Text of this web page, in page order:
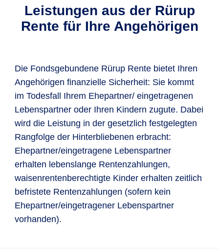
Leistungen aus der Rürup
Rente für Ihre Angehörigen
Die Fondsgebundene Rürup Rente bietet Ihren
Angehörigen finanzielle Sicherheit: Sie kommt
im Todesfall Ihrem Ehepartner/ eingetragenen
Lebenspartner oder Ihren Kindern zugute. Dabei
wird die Leistung in der gesetzlich festgelegten
Rangfolge der Hinterbliebenen erbracht:
Ehepartner/eingetragene Lebenspartner
erhalten lebenslange Rentenzahlungen,
waisenrentenberechtigte Kinder erhalten zeitlich
befristete Rentenzahlungen (sofern kein
Ehepartner/eingetragener Lebenspartner
vorhanden).